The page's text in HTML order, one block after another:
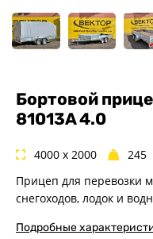
Бортовой
81013A 4.0
4000 x 2000
245
Прицеп для перевозки
снегоходов, лодок и
Подробные